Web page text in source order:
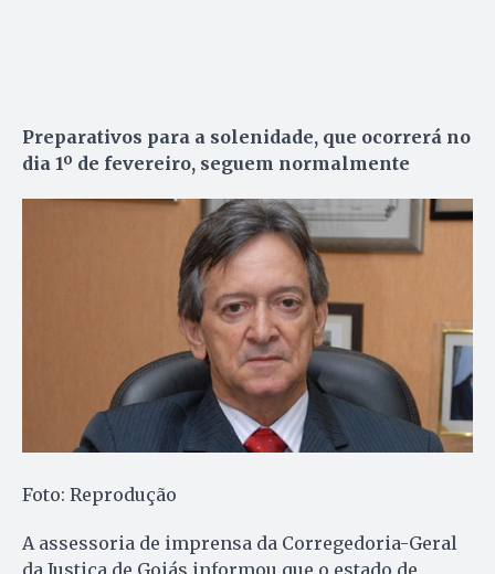
Preparativos para a solenidade, que ocorrerá no
dia 1º de fevereiro, seguem normalmente
Foto: Reprodução
A assessoria de imprensa da Corregedoria-Geral